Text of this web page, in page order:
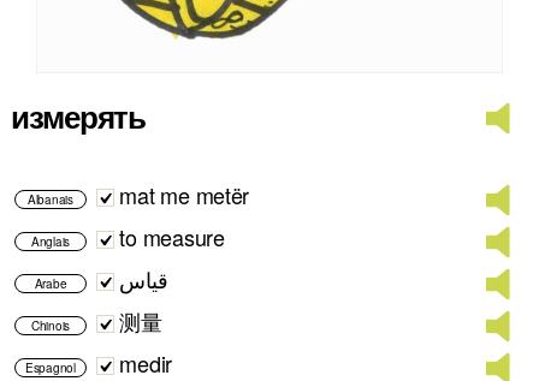
измерять
Albanais mat me metër
Anglais to measure
Arabe قياس
Chinois 测量
Espagnol medir